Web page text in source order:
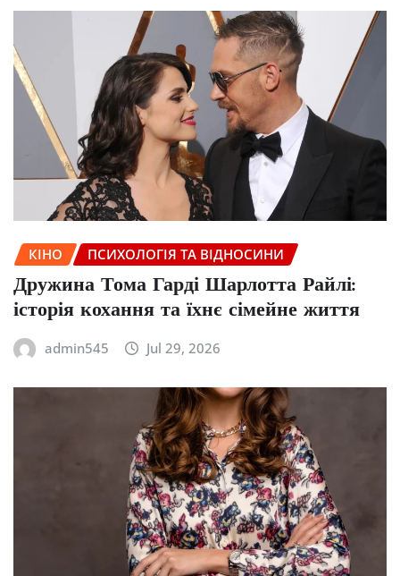
КІНО ПСИХОЛОГІЯ ТА ВІДНОСИНИ
Дружина Тома Гарді Шарлотта Райлі:
історія кохання та їхнє сімейне життя
admin545 Jul 29, 2026